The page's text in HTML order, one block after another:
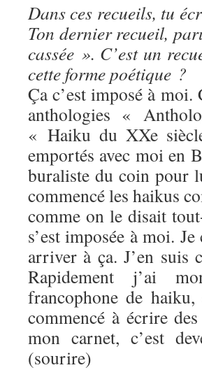
Dans ces recueils, tu
Ton dernier recueil,
cassée ». C’est un
cette forme poétique ?
Ça c’est imposé à
anthologies «
« Haiku du XXe
emportés avec moi en
buraliste du coin pour
commencé les haikus
comme on le disait
s’est imposée à moi.
arriver à ça. J’en
Rapidement j’ai
francophone de
commencé à écrire
mon carnet, c’est
(sourire)